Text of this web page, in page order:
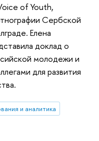
of Youth,
Сербской
Елена
доклад о
молодежи и
для развития
и аналитика